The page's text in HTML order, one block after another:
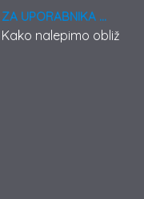
ZA UPORABNIKA ...
Kako nalepimo obliž